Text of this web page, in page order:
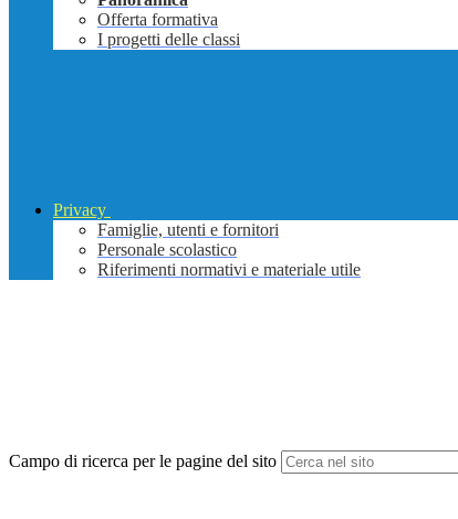
Offerta formativa
I progetti delle classi
Privacy
Famiglie, utenti e fornitori
Personale scolastico
Riferimenti normativi e materiale utile
Campo di ricerca per le pagine del sito